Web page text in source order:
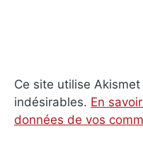
Ce site utilise
indésirables. En
données de vos